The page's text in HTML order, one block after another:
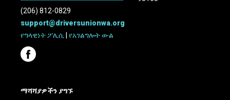
(206) 812-0829
support@driversunionwa.org
የግላዊነት ፖሊሲ |የአገልግሎት ውል
ማሻሻያዎችን ያግኙ